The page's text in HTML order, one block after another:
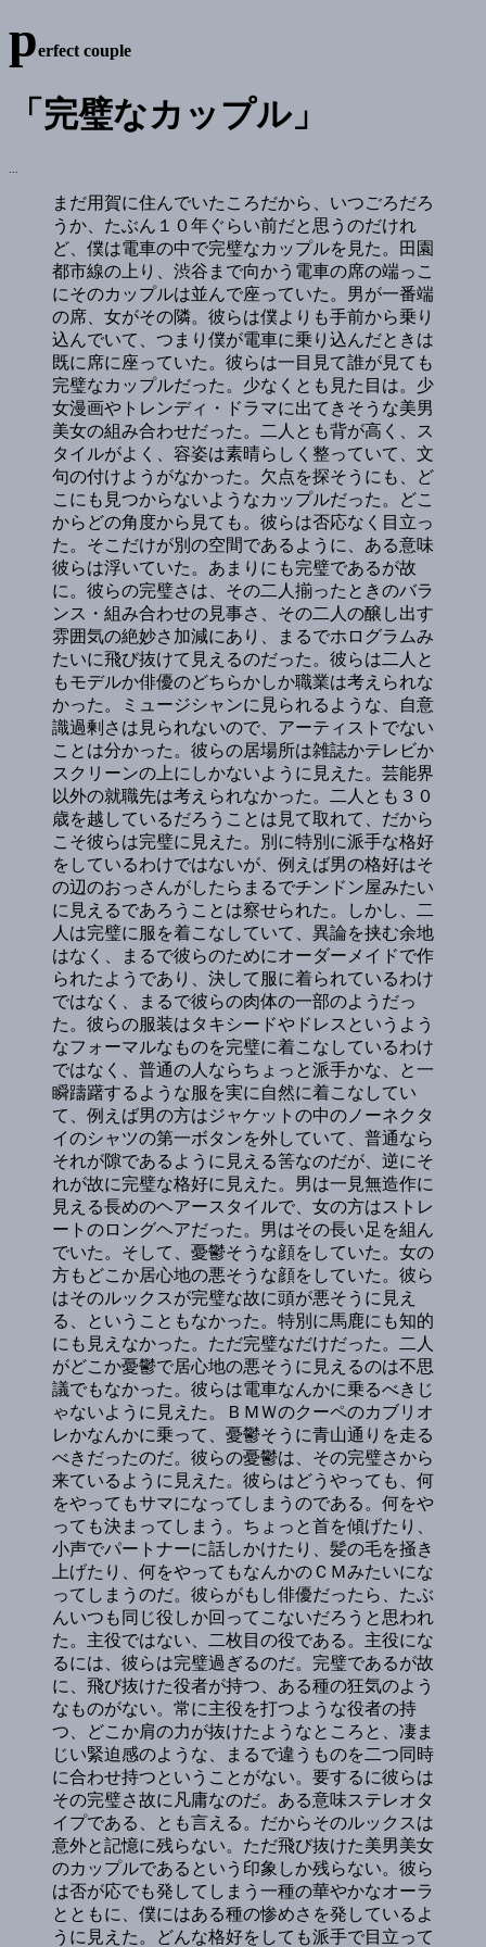
perfect couple
「完璧なカップル」
まだ用賀に住んでいたころだから、いつごろだろ
うか、たぶん１０年ぐらい前だと思うのだけれ
ど、僕は電車の中で完璧なカップルを見た。田園
都市線の上り、渋谷まで向かう電車の席の端っこ
にそのカップルは並んで座っていた。男が一番端
の席、女がその隣。彼らは僕よりも手前から乗り
込んでいて、つまり僕が電車に乗り込んだときは
既に席に座っていた。彼らは一目見て誰が見ても
完璧なカップルだった。少なくとも見た目は。少
女漫画やトレンディ・ドラマに出てきそうな美男
美女の組み合わせだった。二人とも背が高く、ス
タイルがよく、容姿は素晴らしく整っていて、文
句の付けようがなかった。欠点を探そうにも、ど
こにも見つからないようなカップルだった。どこ
からどの角度から見ても。彼らは否応なく目立っ
た。そこだけが別の空間であるように、ある意味
彼らは浮いていた。あまりにも完璧であるが故
に。彼らの完璧さは、その二人揃ったときのバラ
ンス・組み合わせの見事さ、その二人の醸し出す
雰囲気の絶妙さ加減にあり、まるでホログラムみ
たいに飛び抜けて見えるのだった。彼らは二人と
もモデルか俳優のどちらかしか職業は考えられな
かった。ミュージシャンに見られるような、自意
識過剰さは見られないので、アーティストでない
ことは分かった。彼らの居場所は雑誌かテレビか
スクリーンの上にしかないように見えた。芸能界
以外の就職先は考えられなかった。二人とも３０
歳を越しているだろうことは見て取れて、だから
こそ彼らは完璧に見えた。別に特別に派手な格好
をしているわけではないが、例えば男の格好はそ
の辺のおっさんがしたらまるでチンドン屋みたい
に見えるであろうことは察せられた。しかし、二
人は完璧に服を着こなしていて、異論を挟む余地
はなく、まるで彼らのためにオーダーメイドで作
られたようであり、決して服に着られているわけ
ではなく、まるで彼らの肉体の一部のようだっ
た。彼らの服装はタキシードやドレスというよう
なフォーマルなものを完璧に着こなしているわけ
ではなく、普通の人ならちょっと派手かな、と一
瞬躊躇するような服を実に自然に着こなしてい
て、例えば男の方はジャケットの中のノーネクタ
イのシャツの第一ボタンを外していて、普通なら
それが隙であるように見える筈なのだが、逆にそ
れが故に完璧な格好に見えた。男は一見無造作に
見える長めのヘアースタイルで、女の方はストレ
ートのロングヘアだった。男はその長い足を組ん
でいた。そして、憂鬱そうな顔をしていた。女の
方もどこか居心地の悪そうな顔をしていた。彼ら
はそのルックスが完璧な故に頭が悪そうに見え
る、ということもなかった。特別に馬鹿にも知的
にも見えなかった。ただ完璧なだけだった。二人
がどこか憂鬱で居心地の悪そうに見えるのは不思
議でもなかった。彼らは電車なんかに乗るべきじ
ゃないように見えた。ＢＭＷのクーペのカブリオ
レかなんかに乗って、憂鬱そうに青山通りを走る
べきだったのだ。彼らの憂鬱は、その完璧さから
来ているように見えた。彼らはどうやっても、何
をやってもサマになってしまうのである。何をや
っても決まってしまう。ちょっと首を傾げたり、
小声でパートナーに話しかけたり、髪の毛を掻き
上げたり、何をやってもなんかのＣＭみたいにな
ってしまうのだ。彼らがもし俳優だったら、たぶ
んいつも同じ役しか回ってこないだろうと思われ
た。主役ではない、二枚目の役である。主役にな
るには、彼らは完璧過ぎるのだ。完璧であるが故
に、飛び抜けた役者が持つ、ある種の狂気のよう
なものがない。常に主役を打つような役者の持
つ、どこか肩の力が抜けたようなところと、凄ま
じい緊迫感のような、まるで違うものを二つ同時
に合わせ持つということがない。要するに彼らは
その完璧さ故に凡庸なのだ。ある意味ステレオタ
イプである、とも言える。だからそのルックスは
意外と記憶に残らない。ただ飛び抜けた美男美女
のカップルであるという印象しか残らない。彼ら
は否が応でも発してしまう一種の華やかなオーラ
とともに、僕にはある種の惨めさを発しているよ
うに見えた。どんな格好をしても派手で目立って